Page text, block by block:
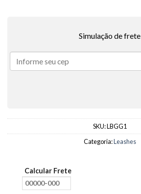
Simulação de frete
SKU:LBGG1
Categoria:Leashes
Calcular Frete